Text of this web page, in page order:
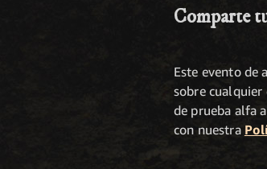
Comparte
Este evento de
sobre cualquier
de prueba alfa
con nuestra